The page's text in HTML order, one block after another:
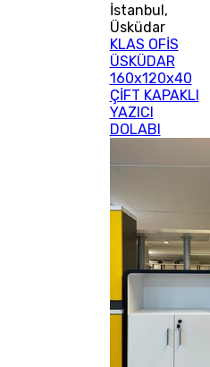
İstanbul,
Üsküdar
KLAS OFİS
ÜSKÜDAR
160x120x40
ÇİFT KAPAKLI
YAZICI
DOLABI